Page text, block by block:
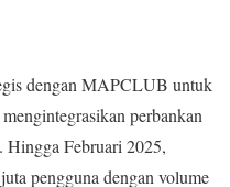
dengan MAPCLUB untuk
perbankan
Hingga Februari 2025,
pengguna dengan volume